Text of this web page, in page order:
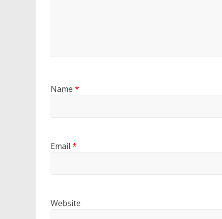
Name *
Email *
Website